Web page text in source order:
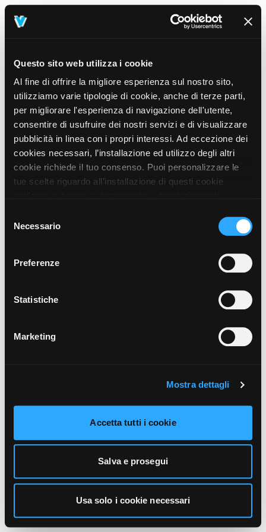
Questo sito web utilizza i cookie
Al fine di offrire la migliore esperienza sul nostro sito,
utilizziamo varie tipologie di cookie, anche di terze parti,
per migliorare l'esperienza di navigazione dell'utente,
consentire di usufruire dei nostri servizi e di visualizzare
pubblicità in linea con i propri interessi. Ad eccezione dei
cookies necessari, l’installazione ed utilizzo degli altri
cookie richiede il tuo consenso. Puoi personalizzare le
tue scelte riguardo all’installazione di questi cookie
prosegui” o decidere di accettare tutti i cookie, cliccando
sul pulsante “Accetta tutti i cookie”. Cliccando sul tasto
unicamente i cookie necessari alla navigazione. Per
funzionamento, puoi prendere visione dell’informativa
cliccando qui.
delNecessario
Preferenze
Statistiche
Marketing
Mostra dettagli
Accetta tutti i cookie
Salva e prosegui
Usa solo i cookie necessari
404